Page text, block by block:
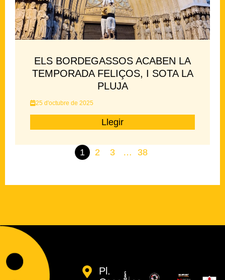
ELS BORDEGASSOS ACABEN LA
TEMPORADA FELIÇOS, I SOTA LA
PLUJA
25 d'octubre de 2025
Llegir
1 2 3 … 38
Pl.